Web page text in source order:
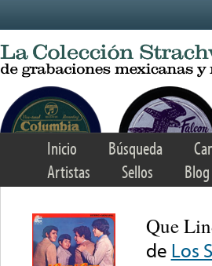
Inicio Búsqueda
Artistas
Sellos Blog
Que
de Los